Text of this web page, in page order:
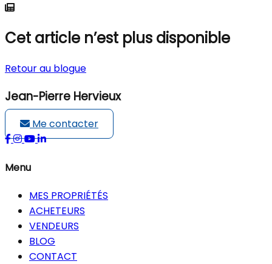
Cet article n’est plus disponible
Retour au blogue
Jean-Pierre Hervieux
Me contacter
Menu
MES PROPRIÉTÉS
ACHETEURS
VENDEURS
BLOG
CONTACT